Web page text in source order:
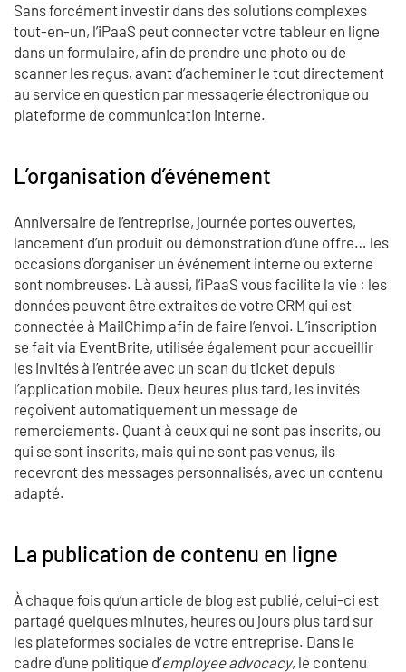
Sans forcément investir dans des solutions complexes
tout-en-un, l’iPaaS peut connecter votre tableur en ligne
dans un formulaire, afin de prendre une photo ou de
scanner les reçus, avant d’acheminer le tout directement
au service en question par messagerie électronique ou
plateforme de communication interne.
L’organisation d’événement
Anniversaire de l’entreprise, journée portes ouvertes,
lancement d’un produit ou démonstration d’une offre… les
occasions d’organiser un événement interne ou externe
sont nombreuses. Là aussi, l’iPaaS vous facilite la vie : les
données peuvent être extraites de votre CRM qui est
connectée à MailChimp afin de faire l’envoi. L’inscription
se fait via EventBrite, utilisée également pour accueillir
les invités à l’entrée avec un scan du ticket depuis
l’application mobile. Deux heures plus tard, les invités
reçoivent automatiquement un message de
remerciements. Quant à ceux qui ne sont pas inscrits, ou
qui se sont inscrits, mais qui ne sont pas venus, ils
recevront des messages personnalisés, avec un contenu
adapté.
La publication de contenu en ligne
À chaque fois qu’un article de blog est publié, celui-ci est
partagé quelques minutes, heures ou jours plus tard sur
les plateformes sociales de votre entreprise. Dans le
cadre d’une politique d’employee advocacy, le contenu